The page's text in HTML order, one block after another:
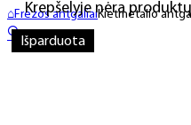
Krepšelyje nėra
⌂Frezos antgaliaiKietmetalio
Išparduota
🔍